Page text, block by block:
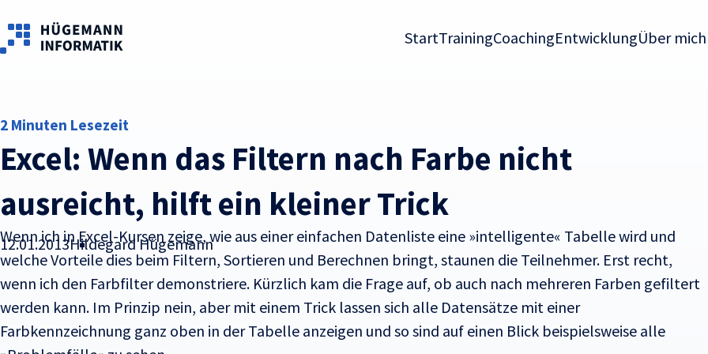
StartTrainingCoachingEntwicklungÜber mich
2 Minuten Lesezeit
Excel: Wenn das Filtern nach Farbe nicht
ausreicht, hilft ein kleiner Trick
12.01.2013Hildegard Hügemann
Wenn ich in Excel-Kursen zeige, wie aus einer einfachen Datenliste eine »intelligente« Tabelle wird und
welche Vorteile dies beim Filtern, Sortieren und Berechnen bringt, staunen die Teilnehmer. Erst recht,
wenn ich den Farbfilter demonstriere. Kürzlich kam die Frage auf, ob auch nach mehreren Farben gefiltert
werden kann. Im Prinzip nein, aber mit einem Trick lassen sich alle Datensätze mit einer
Farbkennzeichnung ganz oben in der Tabelle anzeigen und so sind auf einen Blick beispielsweise alle